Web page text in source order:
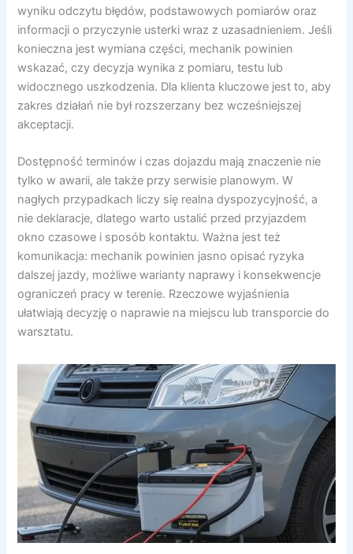
wyniku odczytu błędów, podstawowych pomiarów oraz
informacji o przyczynie usterki wraz z uzasadnieniem. Jeśli
konieczna jest wymiana części, mechanik powinien
wskazać, czy decyzja wynika z pomiaru, testu lub
widocznego uszkodzenia. Dla klienta kluczowe jest to, aby
zakres działań nie był rozszerzany bez wcześniejszej
akceptacji.
Dostępność terminów i czas dojazdu mają znaczenie nie
tylko w awarii, ale także przy serwisie planowym. W
nagłych przypadkach liczy się realna dyspozycyjność, a
nie deklaracje, dlatego warto ustalić przed przyjazdem
okno czasowe i sposób kontaktu. Ważna jest też
komunikacja: mechanik powinien jasno opisać ryzyka
dalszej jazdy, możliwe warianty naprawy i konsekwencje
ograniczeń pracy w terenie. Rzeczowe wyjaśnienia
ułatwiają decyzję o naprawie na miejscu lub transporcie do
warsztatu.